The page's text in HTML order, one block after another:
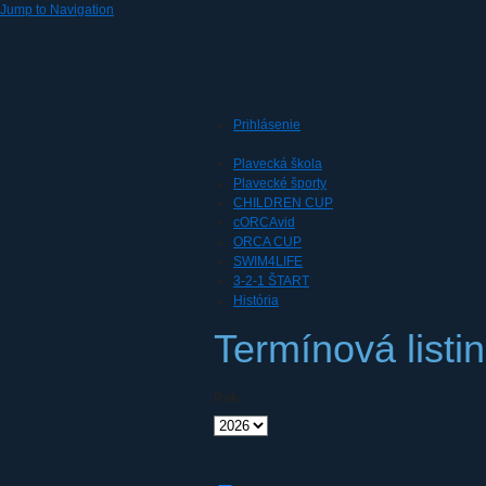
Jump to Navigation
Prihlásenie
Plavecká škola
Plavecké športy
CHILDREN CUP
cORCAvid
ORCA CUP
SWIM4LIFE
3-2-1 ŠTART
História
Termínová